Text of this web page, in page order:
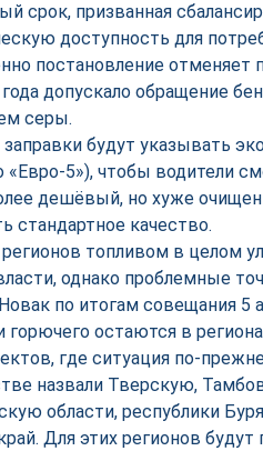
срок, призванная
доступность для
постановление
допускало обращение
серы.
будут указывать
«Евро-5»), чтобы водители
дешёвый, но хуже
стандартное качество.
топливом в целом
однако проблемные
по итогам совещания 5
горючего остаются в
где ситуация по-
назвали Тверскую,
области, республики
Для этих регионов